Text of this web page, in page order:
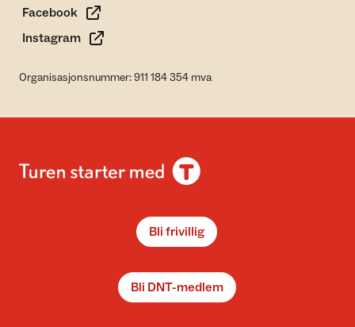
Facebook
Instagram
Organisasjonsnummer: 911 184 354 mva
Bli frivillig
Bli DNT-medlem